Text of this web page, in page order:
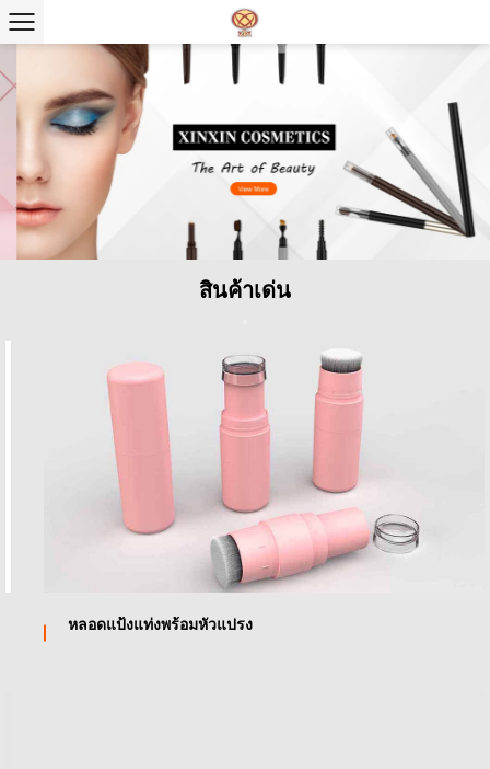
สินค้าเด่น
หลอดแป้งแท่งพร้อมหัวแปรง